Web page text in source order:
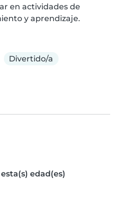
en actividades de
y aprendizaje.
Divertido/a
edad(es)